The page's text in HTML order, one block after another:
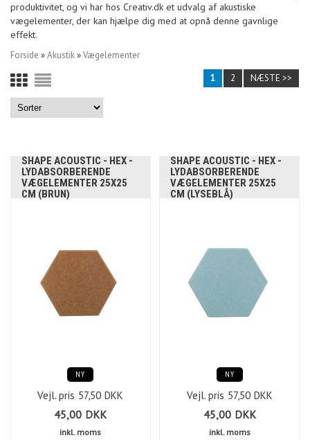
produktivitet, og vi har hos Creativ.dk et udvalg af akustiske
vægelementer, der kan hjælpe dig med at opnå denne gavnlige
effekt.
Forside »Akustik»Vægelementer
1
2 NÆSTE >>
SHAPE ACOUSTIC - HEX -
LYDABSORBERENDE
VÆGELEMENTER 25X25
CM (BRUN)
NY
Vejl. pris 57,50 DKK
45,00 DKK
inkl. moms
SHAPE ACOUSTIC - HEX -
LYDABSORBERENDE
VÆGELEMENTER 25X25
CM (LYSEBLÅ)
NY
Vejl. pris 57,50 DKK
45,00 DKK
inkl. moms